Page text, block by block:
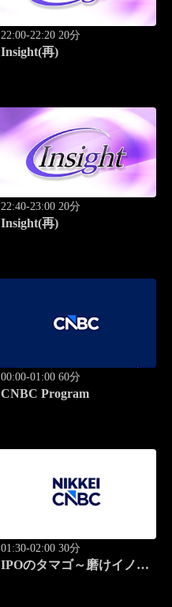
22:00-22:20 20分
Insight(再)
22:40-23:00 20分
Insight(再)
00:00-01:00 60分
CNBC Program
01:30-02:00 30分
IPOのタマゴ～磨けイノベ